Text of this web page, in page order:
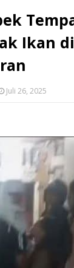
Ikan
Juli 26, 2025